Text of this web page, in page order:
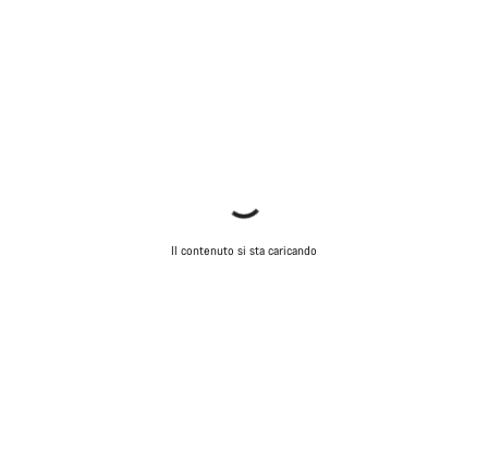
Il contenuto si sta caricando